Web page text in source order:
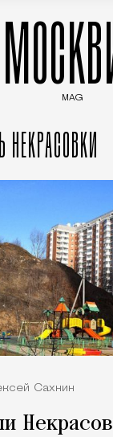
MAG
НЕКРАСОВКИ
Сахнин